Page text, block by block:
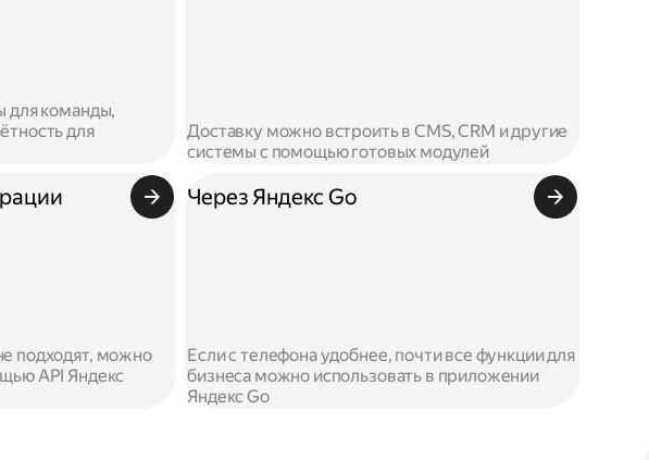
для команды,
для
Доставку можно встроить в CMS, CRM и другие
системы с помощью готовых модулей
подходят, можно
API Яндекс
Через Яндекс Go
Если с телефона удобнее, почти все функции для
бизнеса можно использовать в приложении
Яндекс Go